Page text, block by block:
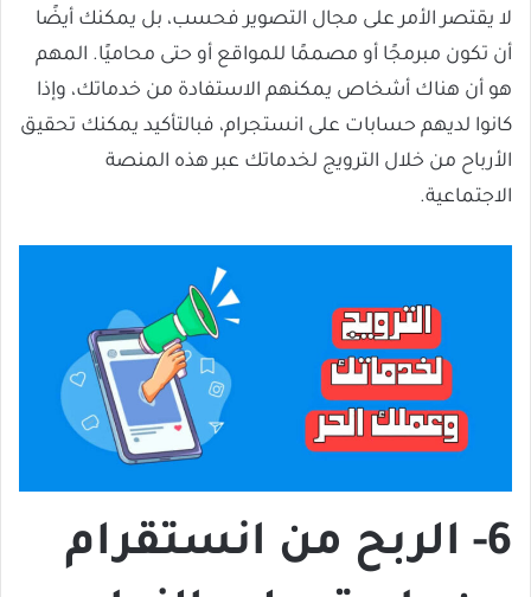
لا يقتصر الأمر على مجال التصوير فحسب، بل يمكنك أيضًا
أن تكون مبرمجًا أو مصممًا للمواقع أو حتى محاميًا. المهم
هو أن هناك أشخاص يمكنهم الاستفادة من خدماتك، وإذا
كانوا لديهم حسابات على انستجرام، فبالتأكيد يمكنك تحقيق
الأرباح من خلال الترويج لخدماتك عبر هذه المنصة
الاجتماعية.
6- الربح من انستقرام